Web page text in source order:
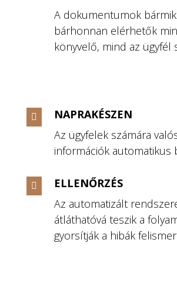
A dokumentumok
bárhonnan elérhetők
könyvelő, mind az ügyfél

NAPRAKÉSZEN
Az ügyfelek számára
információk automatikus

ELLENŐRZÉS
Az automatizált
átláthatóvá teszik a
gyorsítják a hibák